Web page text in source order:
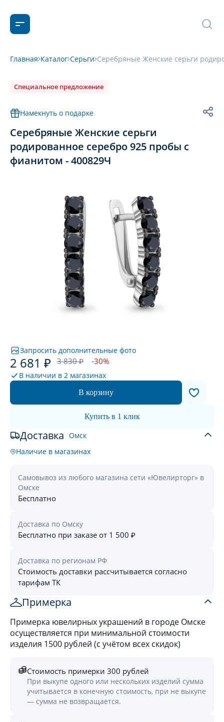
Главная Каталог Серьги Серебряные Женские серьги
Специальное предложение
Намекнуть о подарке
Серебряные Женские серьги
родированное серебро 925 пробы с
фианитом - 400829Ч
Запросить дополнительные фото
2 681 ₽ 3 830 ₽ -30%
В наличии в 2 магазинах
В корзину
Купить в 1 клик
Доставка Омск
Наличие в магазинах
Самовывоз из любого магазина сети «Ювелирторг» в
Омске
Бесплатно
Доставка по Омску
Бесплатно при заказе от 1 500 ₽
Доставка по регионам РФ
Стоимость доставки рассчитывается согласно
тарифам ТК
Примерка
Примерка ювелирных украшений в городе Омске
осуществляется при минимальной стоимости
изделия 1500 рублей (с учётом всех скидок)
Стоимость примерки 300 рублей
При выкупе одного или нескольких изделий сумма
учитывается в конечную стоимость, при не выкупе
— сумма не возвращается.